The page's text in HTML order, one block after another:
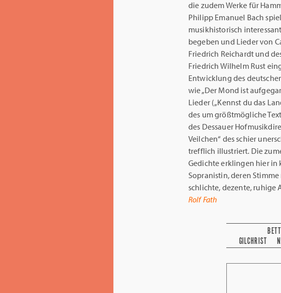
die zudem Werke für
Philipp Emanuel Bach
musikhistorisch
begeben und Lieder von
Friedrich Reichardt und
Friedrich Wilhelm Rust
Entwicklung des
wie „Der Mond ist
Lieder („Kennst du das
des um größtmögliche
des Dessauer
Veilchen“ des schier
trefflich illustriert. Die
Gedichte erklingen hier
Sopranistin, deren
schlichte, dezente, ruhige
Rolf Fath
GILCHRIST